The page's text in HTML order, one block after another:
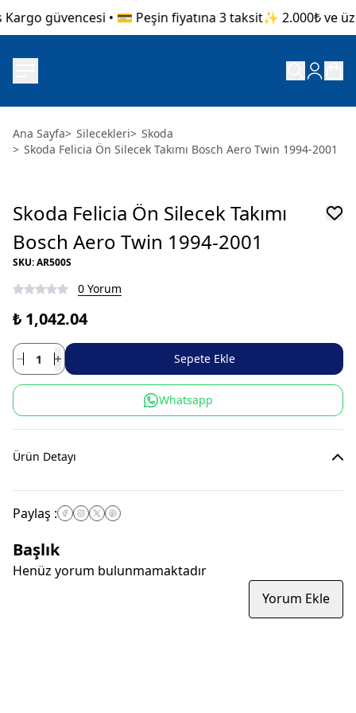
güvencesi • 💳 Peşin fiyatına 3 taksit✨ 2.000₺ ve
Ana Sayfa> Silecekleri> Skoda
> Skoda Felicia Ön Silecek Takımı Bosch Aero Twin 1994-2001
Skoda Felicia Ön Silecek Takımı
Bosch Aero Twin 1994-2001
SKU:AR500S
0 Yorum
₺ 1,042.04
Sepete Ekle
Whatsapp
Ürün Detayı
Paylaş :
Başlık
Henüz yorum bulunmamaktadır
Yorum Ekle